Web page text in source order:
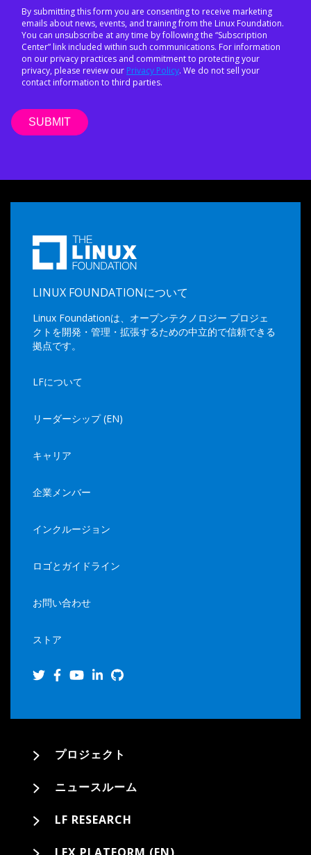
By submitting this form you are consenting to receive marketing
emails about news, events, and training from the Linux Foundation.
You can unsubscribe at any time by following the “Subscription
Center” link included within such communications. For information
on our privacy practices and commitment to protecting your
privacy, please review our Privacy Policy. We do not sell your
contact information to third parties.
LINUX FOUNDATIONについて
Linux Foundationは、オープンテクノロジー プロジェ
クトを開発・管理・拡張するための中立的で信頼できる
拠点です。
LFについて
リーダーシップ (EN)
キャリア
企業メンバー
インクルージョン
ロゴとガイドライン
お問い合わせ
ストア
プロジェクト
ニュースルーム
LF RESEARCH